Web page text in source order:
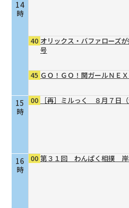
14
時
15
時
16
時
40 オリックス・バファローズ
号
45 ＧＯ！ＧＯ！関ガールＮＥＸ
00 ［再］ミルっく ８月７日
00 第３１回 わんぱく相撲 岸